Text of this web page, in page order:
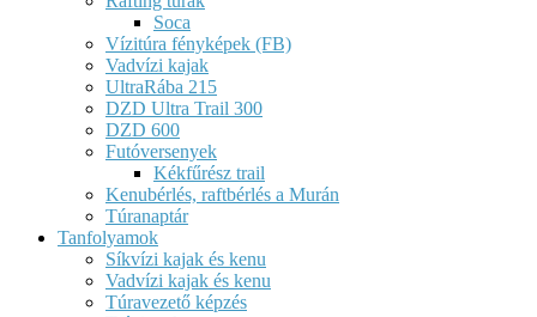
Soca
Vízitúra fényképek (FB)
Vadvízi kajak
UltraRába 215
DZD Ultra Trail 300
DZD 600
Futóversenyek
Kékfűrész trail
Kenubérlés, raftbérlés a Murán
Túranaptár
Tanfolyamok
Síkvízi kajak és kenu
Vadvízi kajak és kenu
Túravezető képzés